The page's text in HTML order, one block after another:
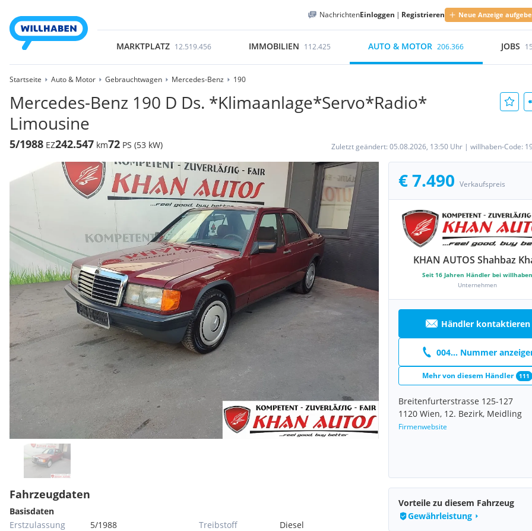
NachrichtenEinloggen | Registrieren Neue Anzeige
MARKTPLATZ 12.519.456 IMMOBILIEN 112.425 AUTO & MOTOR 206.366 JOBS
Startseite Auto & Motor Gebrauchtwagen Mercedes-Benz 190
Mercedes-Benz 190 D Ds. *Klimaanlage*Servo*Radio*
Limousine
5/1988 EZ242.547 km72 PS (53 kW) Zuletzt geändert: 05.08.2026, 13:50 Uhr | willhaben-Code:
€ 7.490 Verkaufspreis
KHAN AUTOS Shahbaz
Seit 16 Jahren Händler bei willhaben
Unternehmen
Händler kontaktieren
004... Nummer
Mehr von diesem Händler 111
Breitenfurterstrasse 125-127
1120 Wien, 12. Bezirk, Meidling
Firmenwebsite
Fahrzeugdaten
Basisdaten
Erstzulassung
5/1988
Treibstoff
Diesel
Vorteile zu diesem Fahrzeug
Gewährleistung